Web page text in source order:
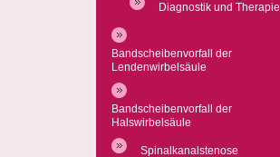
Diagnostik und Therapie
Bandscheibenvorfall der
Lendenwirbelsäule
Bandscheibenvorfall der
Halswirbelsäule
Spinalkanalstenose